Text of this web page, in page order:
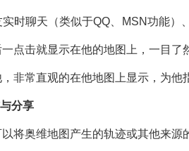
聊天（类似于QQ、MSN功能）
点击就显示在他的地图上，一目
非常直观的在他地图上显示，为他
分享
奥维地图产生的轨迹或其他来源